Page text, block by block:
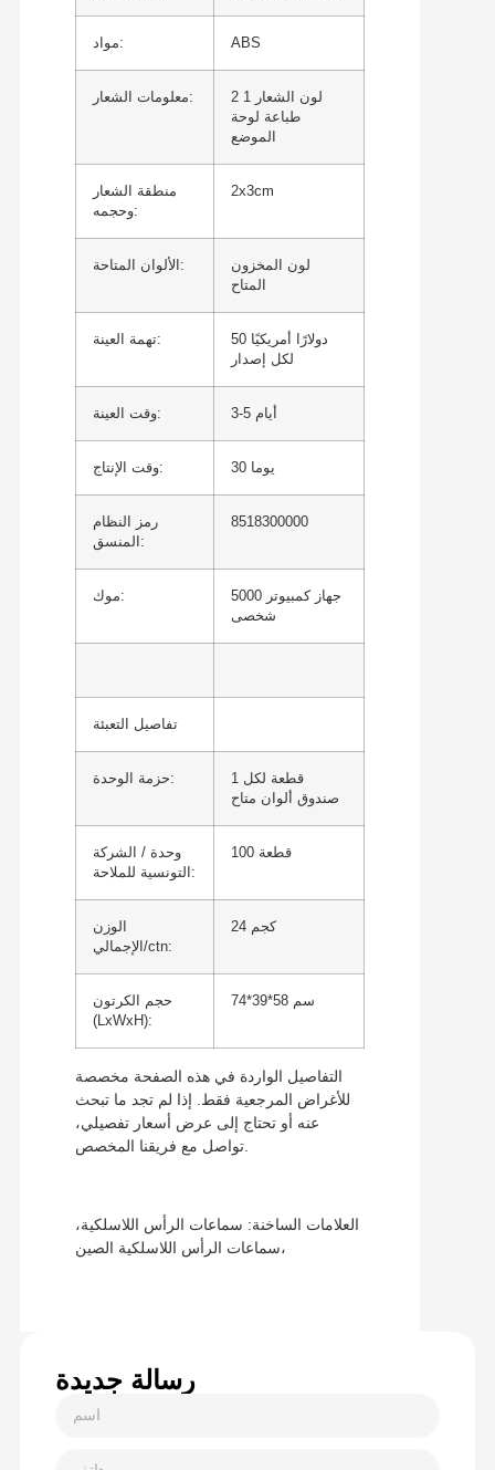
مواد: ABS
معلومات الشعار:
2 لون الشعار 1
طباعة لوحة
الموضع
منطقة الشعار
وحجمه:
2x3cm
الألوان المتاحة:
لون المخزون
المتاح
تهمة العينة:
50 دولارًا أمريكيًا
لكل إصدار
وقت العينة: 3-5 أيام
وقت الإنتاج: 30 يوما
رمز النظام
المنسق:
8518300000
موك:
5000 جهاز كمبيوتر
شخصى
تفاصيل التعبئة
حزمة الوحدة:
1 قطعة لكل
صندوق ألوان متاح
وحدة / الشركة
التونسية للملاحة:
100 قطعة
الوزن
الإجمالي/ctn:
24 كجم
حجم الكرتون
(LxWxH):
74*39*58 سم
التفاصيل الواردة في هذه الصفحة مخصصة
للأغراض المرجعية فقط. إذا لم تجد ما تبحث
عنه أو تحتاج إلى عرض أسعار تفصيلي،
تواصل مع فريقنا المخصص.
العلامات الساخنة: سماعات الرأس اللاسلكية،
سماعات الرأس اللاسلكية الصين،
رسالة جديدة